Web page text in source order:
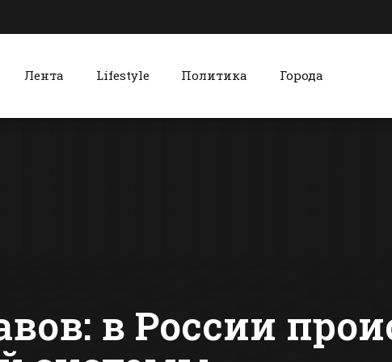
Лента Lifestyle Политика Города
в России